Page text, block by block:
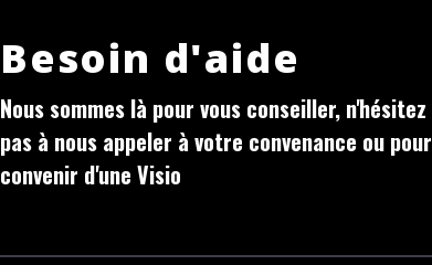
Besoin d'aide
Nous sommes là pour vous conseiller, n'hésitez
pas à nous appeler à votre convenance ou pour
convenir d'une Visio